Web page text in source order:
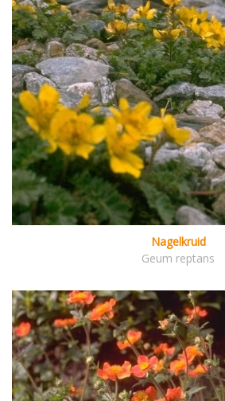
Nagelkruid
Geum reptans